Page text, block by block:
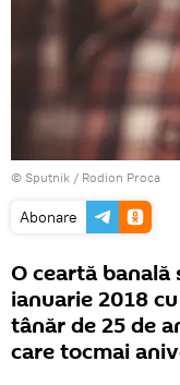
© Sputnik / Rodion Proca
Abonare
O ceartă banală
ianuarie 2018
tânăr de 25 de
care tocmai